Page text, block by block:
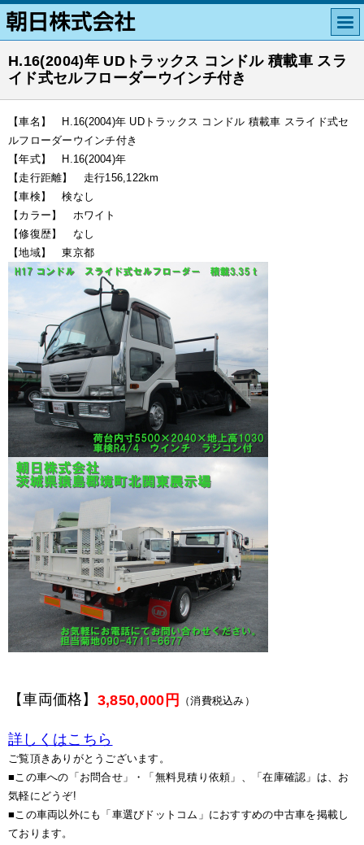
H.16(2004)年 UDトラックス コンドル 積載車 スラ
イド式セルフローダーウインチ付き
【車名】 H.16(2004)年 UDトラックス コンドル 積載車 スライド式セ
ルフローダーウインチ付き
【年式】 H.16(2004)年
【走行距離】 走行156,122km
【車検】 検なし
【カラー】 ホワイト
【修復歴】 なし
【地域】 東京都
【車両価格】 3,850,000円 （消費税込み）
詳しくはこちら
ご覧頂きありがとうございます。
■この車への「お問合せ」・「無料見積り依頼」、「在庫確認」は、お
気軽にどうぞ!
■この車両以外にも「車選びドットコム」におすすめの中古車を掲載し
ております。